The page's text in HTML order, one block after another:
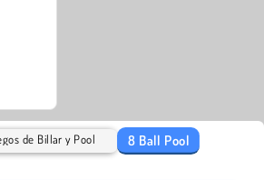
de Billar y Pool 8 Ball Pool